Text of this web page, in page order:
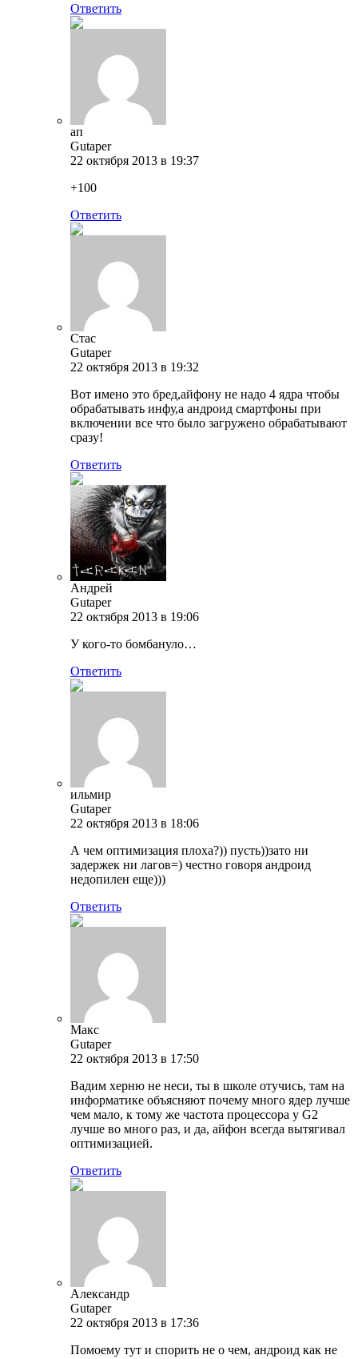
Ответить
ап
Gutaper
22 октября 2013 в 19:37
+100
Ответить
Стас
Gutaper
22 октября 2013 в 19:32
Вот имено это бред,айфону не надо 4 ядра чтобы
обрабатывать инфу,а андроид смартфоны при
включении все что было загружено обрабатывают
сразу!
Ответить
Андрей
Gutaper
22 октября 2013 в 19:06
У кого-то бомбануло…
Ответить
ильмир
Gutaper
22 октября 2013 в 18:06
А чем оптимизация плоха?)) пусть))зато ни
задержек ни лагов=) честно говоря андроид
недопилен еще)))
Ответить
Макс
Gutaper
22 октября 2013 в 17:50
Вадим херню не неси, ты в школе отучись, там на
информатике объясняют почему много ядер лучше
чем мало, к тому же частота процессора у G2
лучше во много раз, и да, айфон всегда вытягивал
оптимизацией.
Ответить
Александр
Gutaper
22 октября 2013 в 17:36
Помоему тут и спорить не о чем, андроид как не